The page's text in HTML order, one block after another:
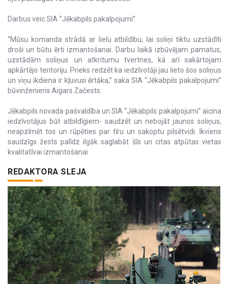
Darbus veic SIA “Jēkabpils pakalpojumi”.
“Mūsu komanda strādā ar lielu atbildību, lai soliņi tiktu uzstādīti
droši un būtu ērti izmantošanai. Darbu laikā izbūvējam pamatus,
uzstādām soliņus un atkritumu tvertnes, kā arī sakārtojam
apkārtējo teritoriju. Prieks redzēt ka iedzīvotāji jau lieto šos soliņus
un viņu ikdiena ir kļuvusi ērtāka,” saka SIA “Jēkabpils pakalpojumi”
būvinženieris Aigars Začests.
Jēkabpils novada pašvaldība un SIA “Jēkabpils pakalpojumi” aicina
iedzīvotājus būt atbildīgiem- saudzēt un nebojāt jaunos soliņus,
neapzīmēt tos un rūpēties par tīru un sakoptu pilsētvidi. Ikviens
saudzīgs žests palīdz ilgāk saglabāt šīs un citas atpūtas vietas
kvalitatīvai izmantošanai.
REDAKTORA SLEJA